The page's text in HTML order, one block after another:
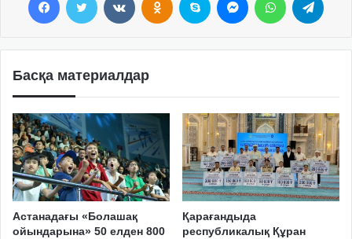
Басқа материалдар
Астанадағы «Болашақ
ойындарына» 50 елден 800
Қарағандыда
республикалық Құран